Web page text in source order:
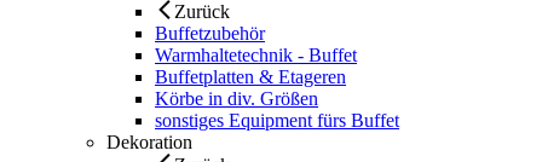
Zurück
Buffetzubehör
Warmhaltetechnik - Buffet
Buffetplatten & Etageren
Körbe in div. Größen
sonstiges Equipment fürs Buffet
Dekoration